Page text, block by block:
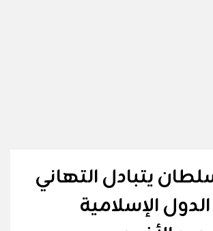
يتبادل التهاني
الإسلامية